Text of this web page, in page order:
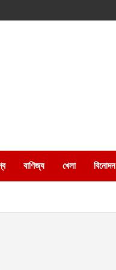
বাণিজ্য খেলা বিনোদন